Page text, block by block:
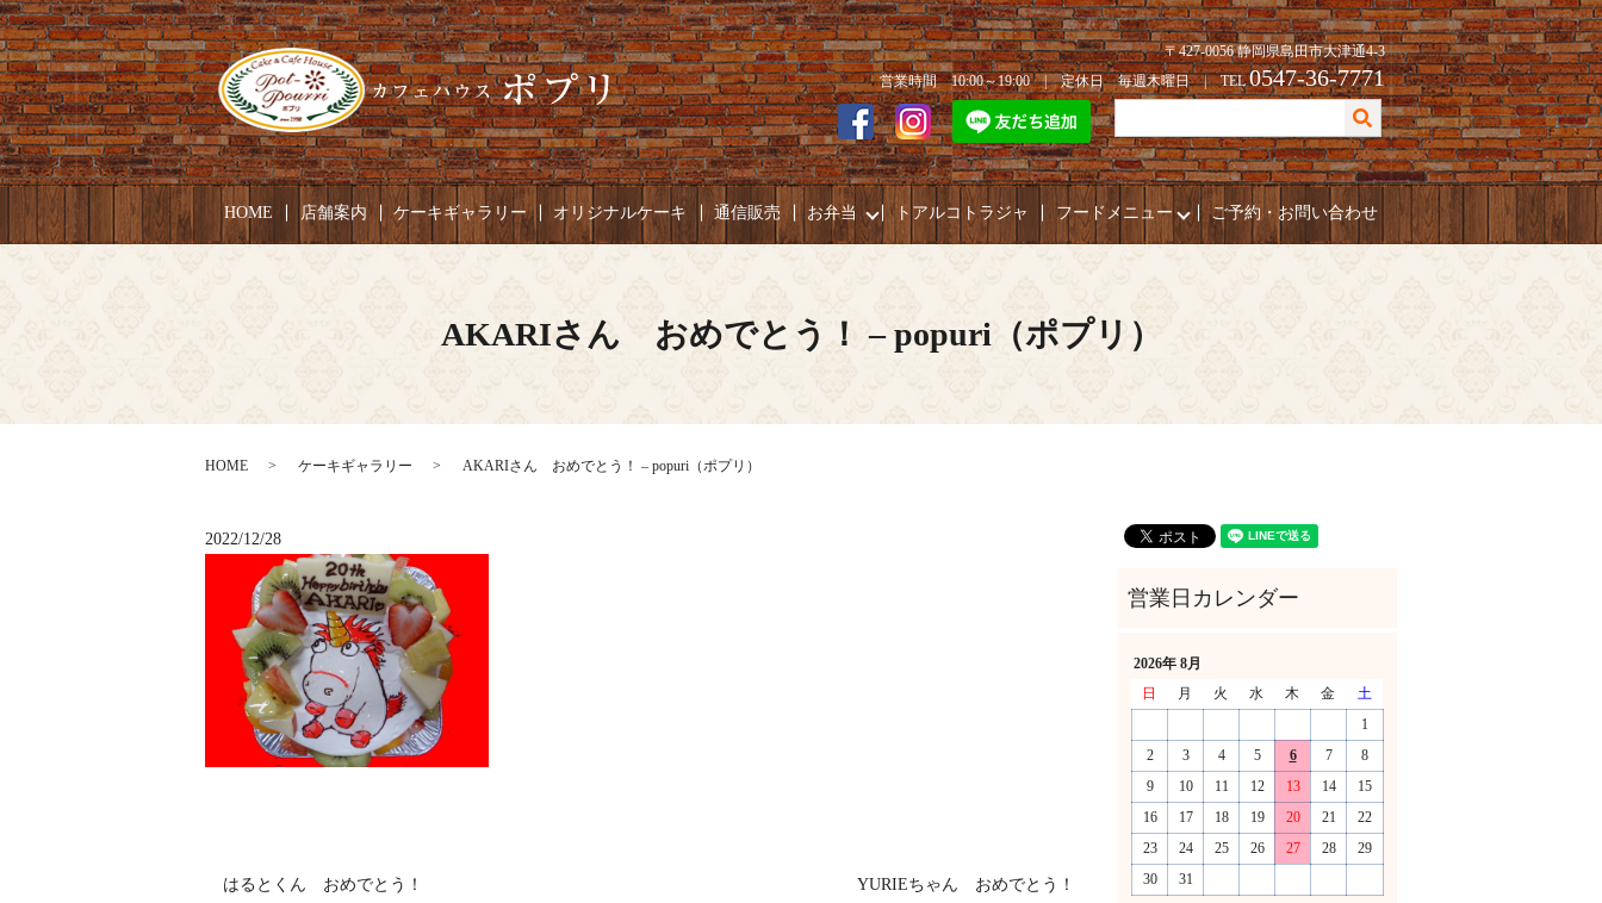
〒427-0056 静岡県島田市大津通4-3
営業時間 10:00～19:00 | 定休日 毎週木曜日 | TEL0547-36-7771
HOME 店舗案内 ケーキギャラリー オリジナルケーキ 通信販売 お弁当 トアルコトラジャ フードメニュー ご予約・お問い合わせ
AKARIさん おめでとう！ – popuri（ポプリ）
HOME ケーキギャラリー AKARIさん おめでとう！ – popuri（ポプリ）
2022/12/28
はるとくん おめでとう！ YURIEちゃん おめでとう！
2026年 8月
日
月 火 水 木 金
土
1
2
3 4 5 6 7
8
9
10 11 12 13 14
15
16
17 18 19 20 21
22
23
24 25 26 27 28
29
30
31